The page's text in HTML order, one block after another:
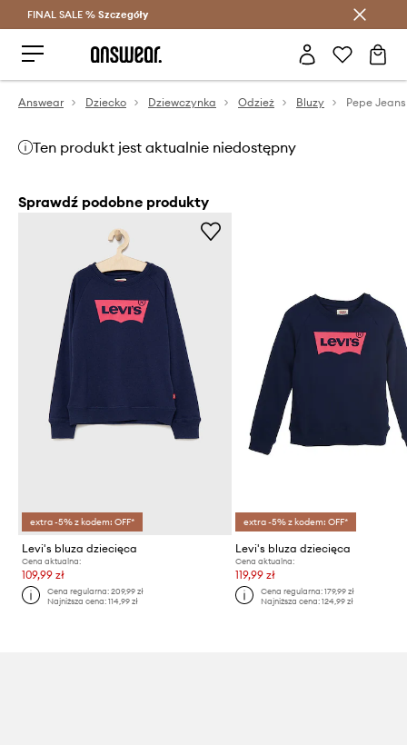
Oszczędzaj z Answear Club >
FINAL SALE % Szczegóły
Answear Dziecko Dziewczynka Odzież Bluzy
Ten produkt jest aktualnie niedostępny
Sprawdź podobne produkty
extra -5% z kodem: OFF*
Levi's bluza dziecięca
Cena aktualna:
109,99 zł
Cena regularna:209,99 zł
Najniższa cena:114,99 zł
extra -5% z kodem: OFF*
Levi's bluza dziecięca
Cena aktualna:
119,99 zł
Cena regularna: 179,99 zł
Najniższa cena: 124,99 zł